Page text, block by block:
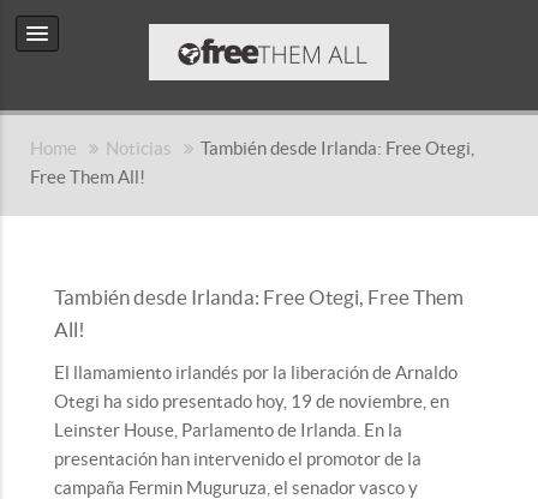
Home Noticias
También desde Irlanda: Free Otegi,
Free Them All!
También desde Irlanda: Free Otegi, Free Them
All!
El llamamiento irlandés por la liberación de Arnaldo
Otegi ha sido presentado hoy, 19 de noviembre, en
Leinster House, Parlamento de Irlanda. En la
presentación han intervenido el promotor de la
campaña Fermin Muguruza, el senador vasco y